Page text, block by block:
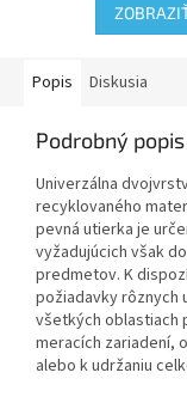
Popis Diskusia
Podrobný popis
Univerzálna
recyklovaného
pevná utierka je
vyžadujúcich však
predmetov. K
požiadavky rôznych
všetkých oblastiach
meracích zariadení,
alebo k udržaniu